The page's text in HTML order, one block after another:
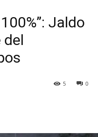
Jaldo
del
0
5